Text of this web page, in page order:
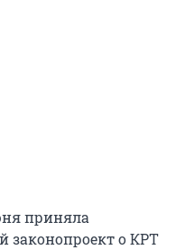
приняла
законопроект о КРТ